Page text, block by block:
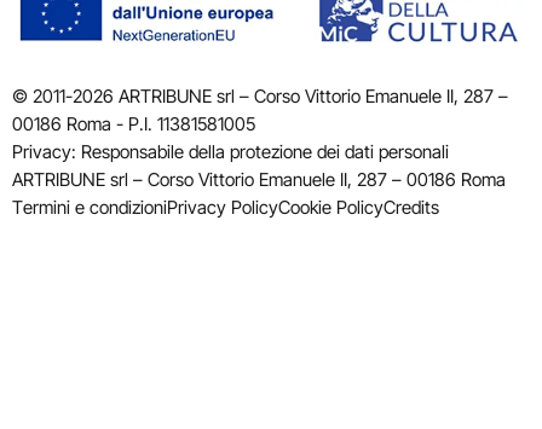
© 2011-2026 ARTRIBUNE srl – Corso Vittorio Emanuele II, 287 –
00186 Roma - P.I. 11381581005
Privacy: Responsabile della protezione dei dati personali
ARTRIBUNE srl – Corso Vittorio Emanuele II, 287 – 00186 Roma
Termini e condizioniPrivacy PolicyCookie PolicyCredits